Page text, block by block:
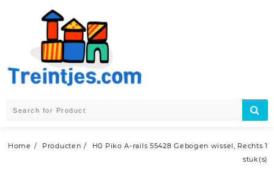
Home Producten
H0 Piko A-rails 55428 Gebogen wissel, Rechts 1
stuk(s)